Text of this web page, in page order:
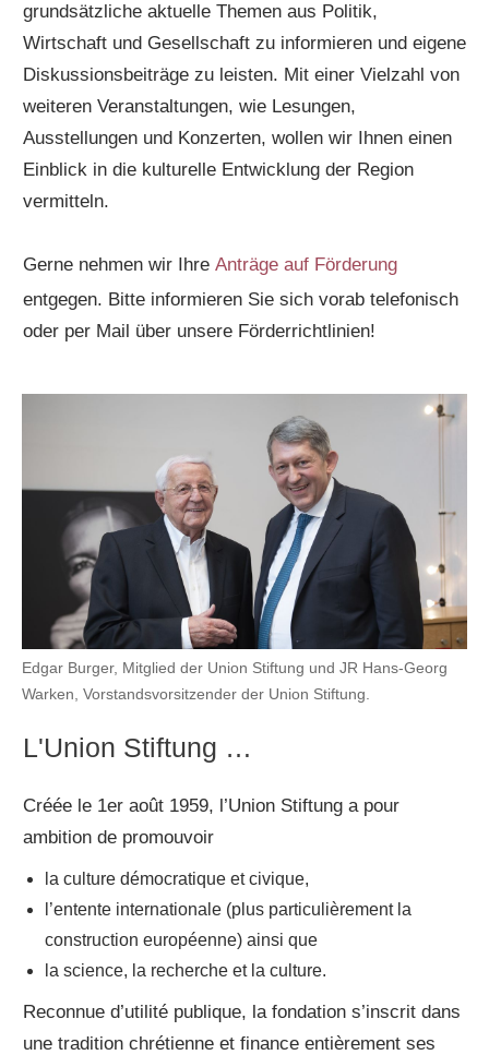
grundsätzliche aktuelle Themen aus Politik,
Wirtschaft und Gesellschaft zu informieren und eigene
Diskussionsbeiträge zu leisten. Mit einer Vielzahl von
weiteren Veranstaltungen, wie Lesungen,
Ausstellungen und Konzerten, wollen wir Ihnen einen
Einblick in die kulturelle Entwicklung der Region
vermitteln.
Gerne nehmen wir Ihre Anträge auf Förderung
entgegen. Bitte informieren Sie sich vorab telefonisch
oder per Mail über unsere Förderrichtlinien!
Edgar Burger, Mitglied der Union Stiftung und JR Hans-Georg
Warken, Vorstandsvorsitzender der Union Stiftung.
L'Union Stiftung …
Créée le 1er août 1959, l’Union Stiftung a pour
ambition de promouvoir
la culture démocratique et civique,
l’entente internationale (plus particulièrement la
construction européenne) ainsi que
la science, la recherche et la culture.
Reconnue d’utilité publique, la fondation s’inscrit dans
une tradition chrétienne et finance entièrement ses